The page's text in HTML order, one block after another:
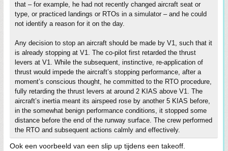
that – for example, he had not recently changed aircraft seat or
type, or practiced landings or RTOs in a simulator – and he could
not identify a reason for it on the day.
Any decision to stop an aircraft should be made by V1, such that it
is already stopping at V1. The co-pilot first retarded the thrust
levers at V1. While the subsequent, instinctive, re-application of
thrust would impede the aircraft’s stopping performance, after a
moment’s conscious thought, he committed to the RTO procedure,
fully retarding the thrust levers at around 2 KIAS above V1. The
aircraft’s inertia meant its airspeed rose by another 5 KIAS before,
in the somewhat benign performance conditions, it stopped some
distance before the end of the runway surface. The crew performed
the RTO and subsequent actions calmly and effectively.
Ook een voorbeeld van een slip up tijdens een takeoff.